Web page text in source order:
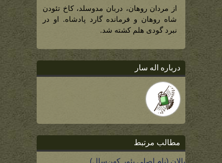
کاخ
تئودن)
از مردان روهان، دربان مدوسلد، کاخ تئودن
شاه روهان و فرمانده گارد پادشاه. او در
نبرد گودی هلم کشته شد.
درباره اله سار
مطالب مرتبط
بالان (نام اصلی بئور کهن‌سال)